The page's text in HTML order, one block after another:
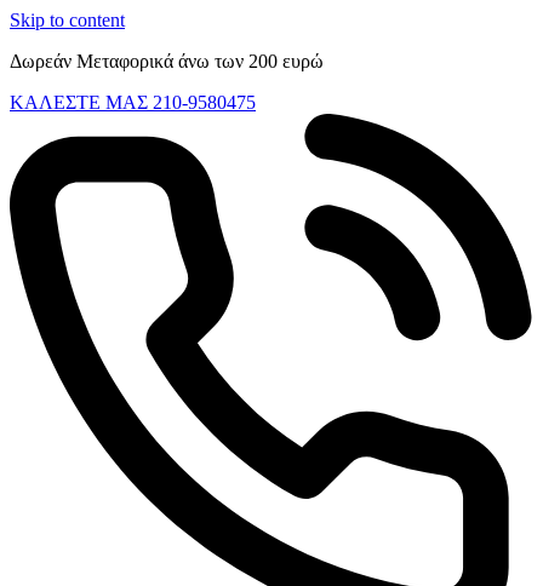
Skip to content
Δωρεάν Μεταφορικά άνω των 200 ευρώ
ΚΑΛΕΣΤΕ ΜΑΣ 210-9580475